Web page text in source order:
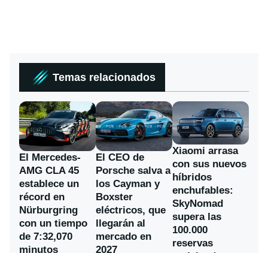
Temas relacionados
El Mercedes-
AMG CLA 45
establece un
récord en
Nürburgring
con un tiempo
de 7:32,070
minutos
El CEO de
Porsche salva a
los Cayman y
Boxster
eléctricos, que
llegarán al
mercado en
2027
Xiaomi arrasa
con sus nuevos
híbridos
enchufables:
SkyNomad
supera las
100.000
reservas